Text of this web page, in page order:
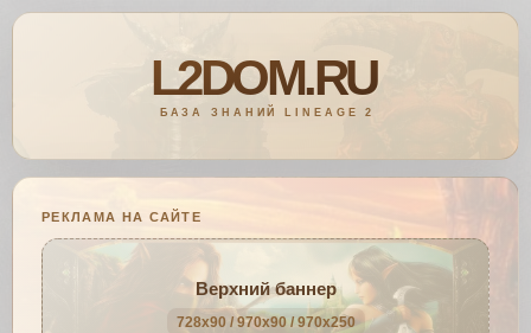
РЕКЛАМА НА САЙТЕ
Верхний баннер
728x90 / 970x90 / 970x250